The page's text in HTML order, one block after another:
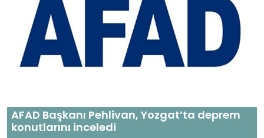
AFAD Başkanı Pehlivan, Yozgat’ta deprem
konutlarını inceledi